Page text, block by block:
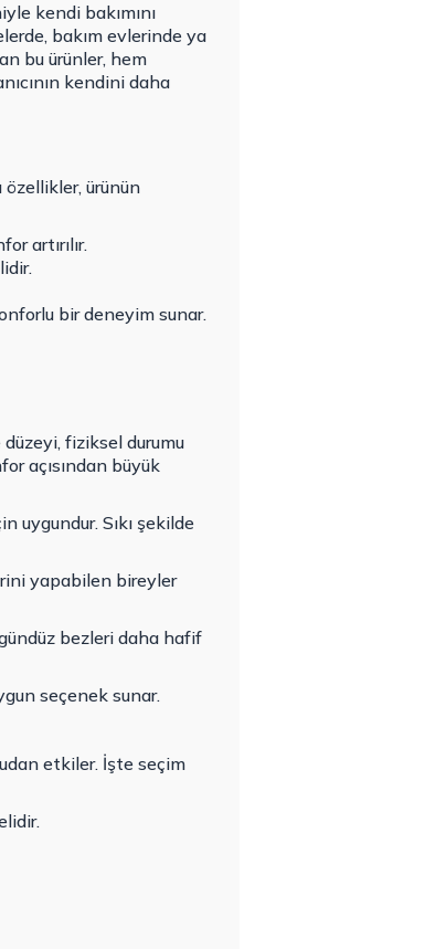
kendi bakımını
bakım evlerinde ya
bu ürünler, hem
kendini daha
özellikler, ürünün
artırılır.
bir deneyim sunar.
fiziksel durumu
açısından büyük
Sıkı şekilde
yapabilen bireyler
bezleri daha hafif
seçenek sunar.
etkiler. İşte seçim